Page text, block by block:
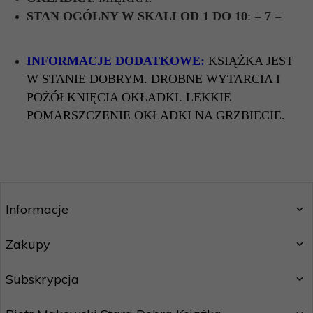
STAN OGÓLNY W SKALI OD 1 DO 10: = 7 =
INFORMACJE DODATKOWE: KSIĄŻKA JEST
W STANIE DOBRYM. DROBNE WYTARCIA I
POŻÓŁKNIĘCIA OKŁADKI. LEKKIE
POMARSZCZENIE OKŁADKI NA GRZBIECIE.
Informacje
Zakupy
Subskrypcja